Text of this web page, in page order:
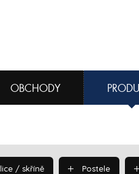
OBCHODY
/ skříně Postele